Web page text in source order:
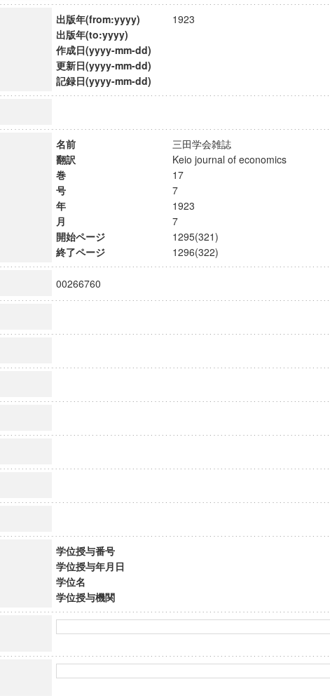
端的教育研究拠点
のサイエンス」
出版年(from:yyyy)
1923
出版年(to:yyyy)
作成日(yyyy-mm-dd)
更新日(yyyy-mm-dd)
記録日(yyyy-mm-dd)
名前
三田学会雑誌
翻訳
Keio journal of economics
巻
17
号
7
年
1923
月
7
開始ページ
1295(321)
終了ページ
1296(322)
00266760
学位授与番号
学位授与年月日
学位名
学位授与機関